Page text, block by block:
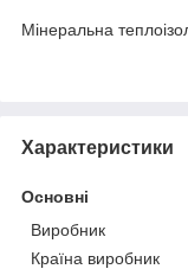
Мінеральна
Характеристики
Основні
Виробник
Країна виробник